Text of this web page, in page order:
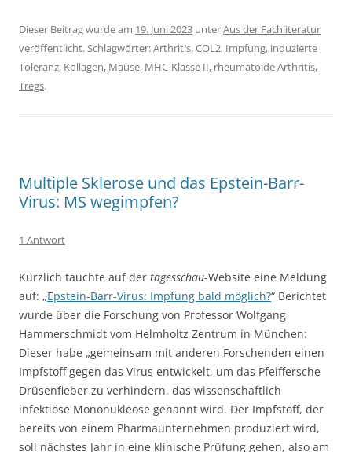
Dieser Beitrag wurde am 19. Juni 2023 unterAus der Fachliteratur
veröffentlicht. Schlagwörter:Arthritis,COL2, Impfung, induzierte
Toleranz, Kollagen, Mäuse, MHC-Klasse II, rheumatoide Arthritis,
Tregs.
Multiple Sklerose und das Epstein-Barr-
Virus: MS wegimpfen?
1 Antwort
Kürzlich tauchte auf der tagesschau-Website eine Meldung
auf: „Epstein-Barr-Virus: Impfung bald möglich?“ Berichtet
wurde über die Forschung von Professor Wolfgang
Hammerschmidt vom Helmholtz Zentrum in München:
Dieser habe „gemeinsam mit anderen Forschenden einen
Impfstoff gegen das Virus entwickelt, um das Pfeiffersche
Drüsenfieber zu verhindern, das wissenschaftlich
infektiöse Mononukleose genannt wird. Der Impfstoff, der
bereits von einem Pharmaunternehmen produziert wird,
soll nächstes Jahr in eine klinische Prüfung gehen, also am